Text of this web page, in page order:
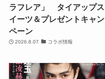
ラフレア」 タイアップス
イーツ＆プレゼントキャン
ペーン
2026.8.07 コラボ情報